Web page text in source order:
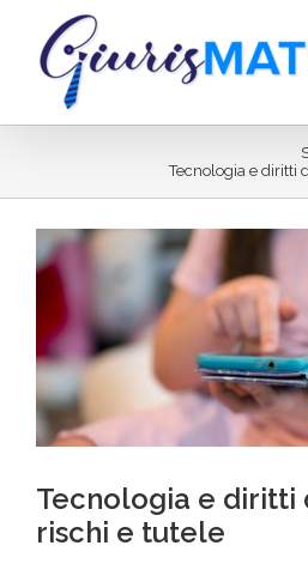
contenuto
Tecnologia e diritti
Ingrandisci
immagine
Tecnologia e diritti
rischi e tutele